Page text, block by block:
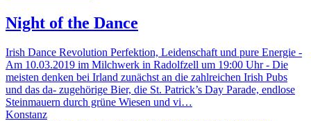
Night of the Dance
Irish Dance Revolution Perfektion, Leidenschaft und pure Energie -
Am 10.03.2019 im Milchwerk in Radolfzell um 19:00 Uhr - Die
meisten denken bei Irland zunächst an die zahlreichen Irish Pubs
und das da- zugehörige Bier, die St. Patrick’s Day Parade, endlose
Steinmauern durch grüne Wiesen und vi…
Konstanz